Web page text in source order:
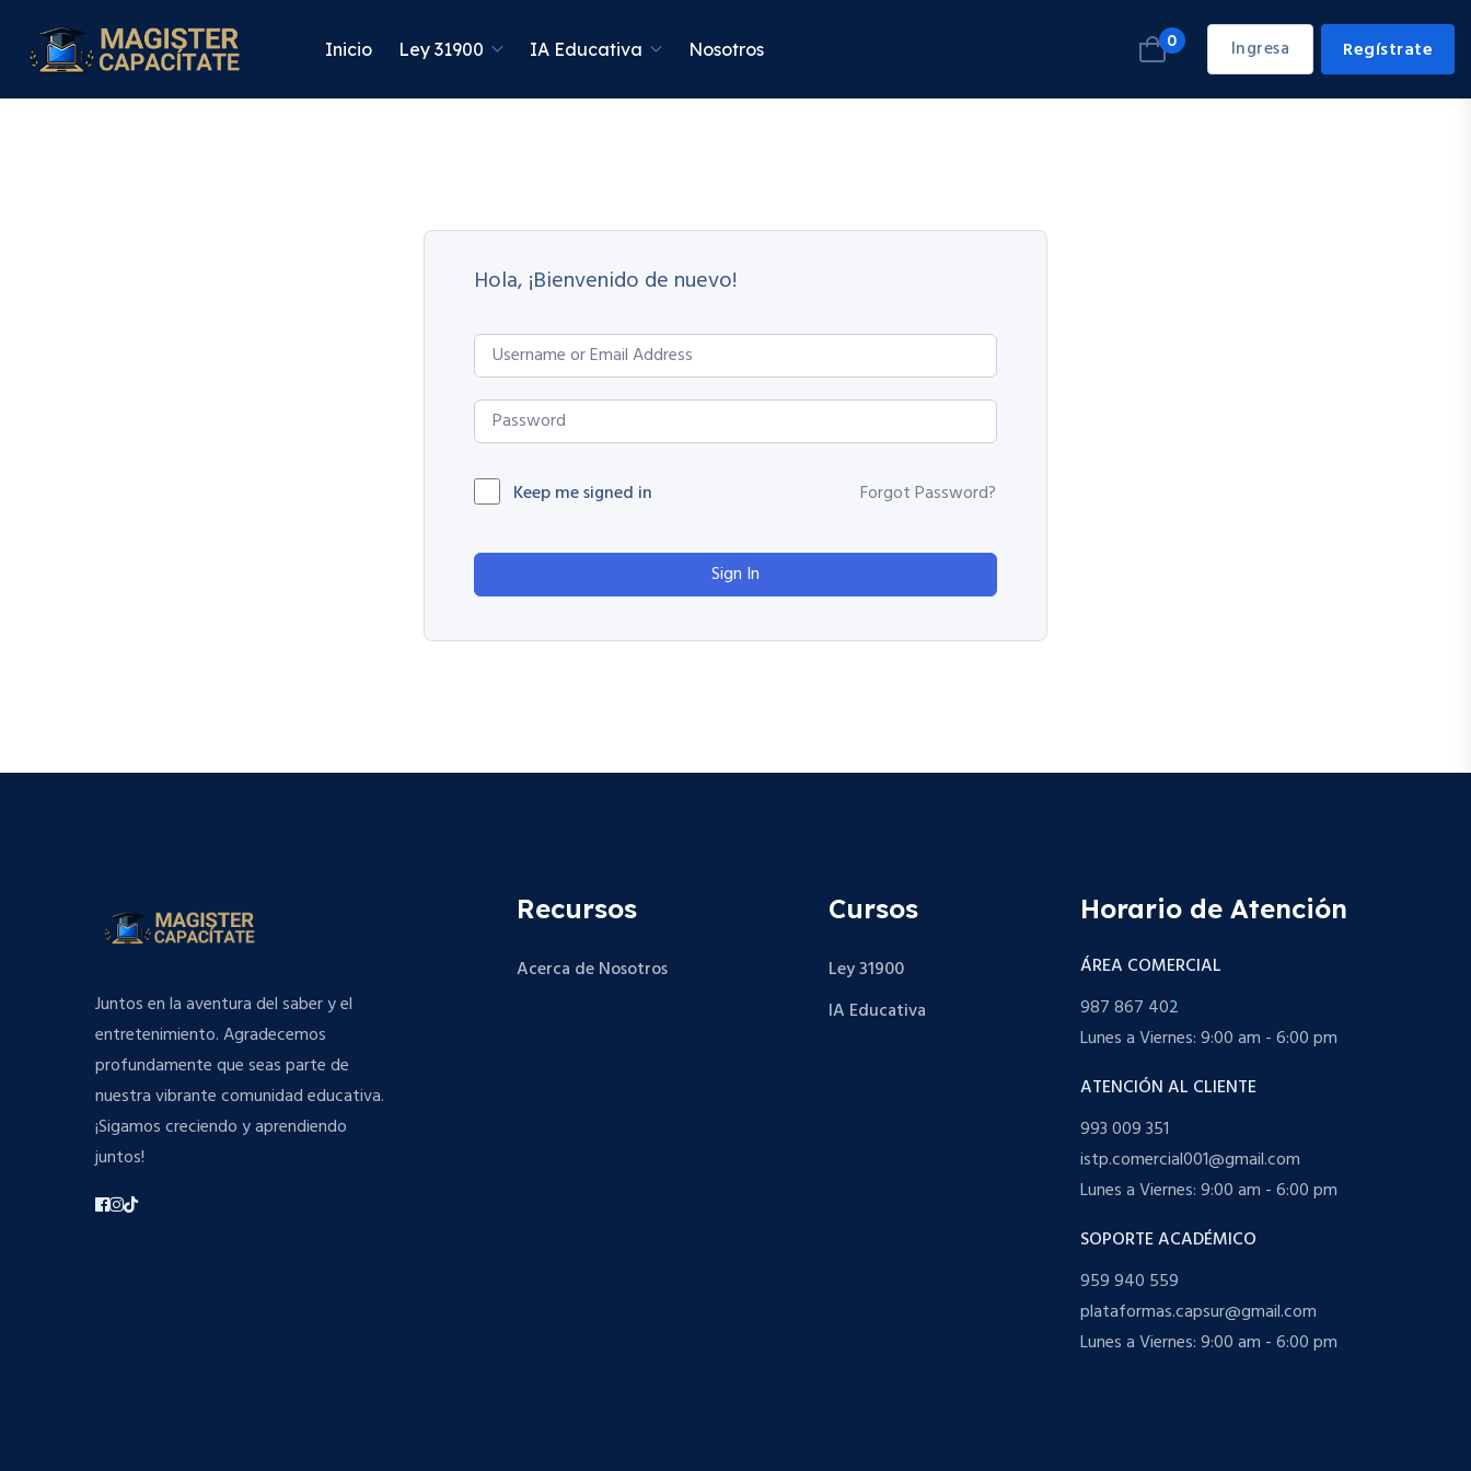
Inicio Ley 31900 IA Educativa Nosotros 0 Ingresa Regístrate
Hola, ¡Bienvenido de nuevo!
Keep me signed in Forgot Password?
Sign In
Juntos en la aventura del saber y el
entretenimiento. Agradecemos
profundamente que seas parte de
nuestra vibrante comunidad educativa.
¡Sigamos creciendo y aprendiendo
juntos!
Recursos
Acerca de Nosotros
Cursos
Ley 31900
IA Educativa
Horario de Atención
ÁREA COMERCIAL
987 867 402
Lunes a Viernes: 9:00 am - 6:00 pm
ATENCIÓN AL CLIENTE
993 009 351
istp.comercial001@gmail.com
Lunes a Viernes: 9:00 am - 6:00 pm
SOPORTE ACADÉMICO
959 940 559
plataformas.capsur@gmail.com
Lunes a Viernes: 9:00 am - 6:00 pm